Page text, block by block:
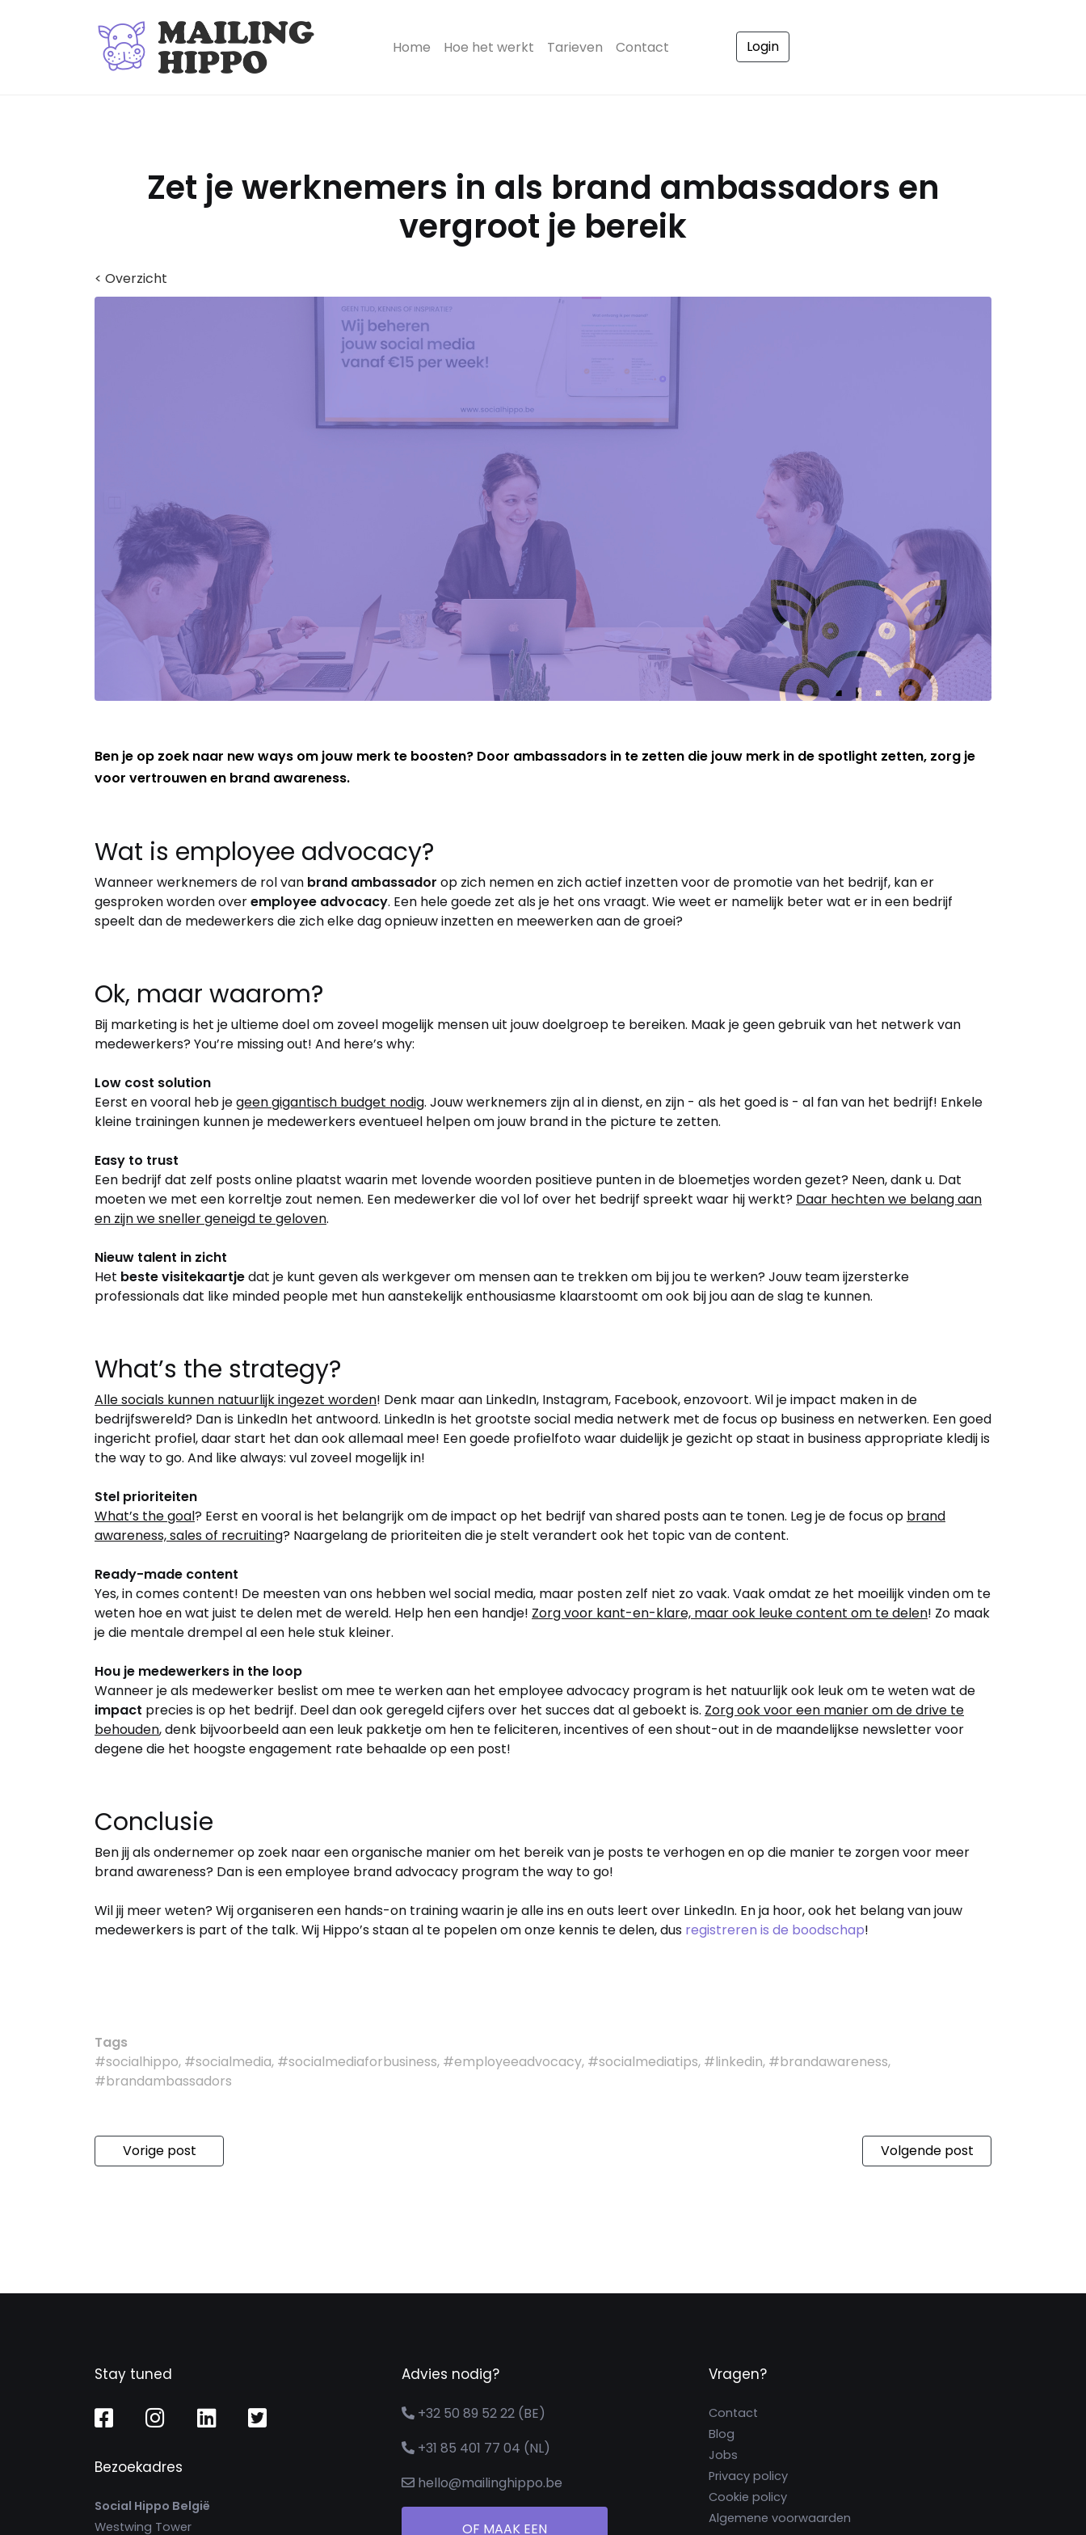
Home(current)
Hoe het werkt Tarieven Contact Login
Zet je werknemers in als brand ambassadors en
vergroot je bereik
< Overzicht
Ben je op zoek naar new ways om jouw merk te boosten? Door ambassadors in te zetten die jouw merk in de spotlight zetten, zorg je
voor vertrouwen en brand awareness.
Wat is employee advocacy?
Wanneer werknemers de rol van brand ambassador op zich nemen en zich actief inzetten voor de promotie van het bedrijf, kan er
gesproken worden overemployee advocacy. Een hele goede zet als je het ons vraagt. Wie weet er namelijk beter wat er in een bedrijf
speelt dan de medewerkers die zich elke dag opnieuw inzetten en meewerken aan de groei?
Ok, maar waarom?
Bij marketing is het je ultieme doel om zoveel mogelijk mensen uit jouw doelgroep te bereiken. Maak je geen gebruik van het netwerk van
medewerkers? You’re missing out! And here’s why:
Low cost solution
Eerst en vooral heb jegeen gigantisch budget nodig. Jouw werknemers zijn al in dienst, en zijn - als het goed is - al fan van het bedrijf! Enkele
kleine trainingen kunnen je medewerkers eventueel helpen om jouw brand in the picture te zetten.
Easy to trust
Een bedrijf dat zelf posts online plaatst waarin met lovende woorden positieve punten in de bloemetjes worden gezet? Neen, dank u. Dat
moeten we met een korreltje zout nemen. Een medewerker die vol lof over het bedrijf spreekt waar hij werkt? Daar hechten we belang aan
en zijn we sneller geneigd te geloven.
Nieuw talent in zicht
Het beste visitekaartjedat je kunt geven als werkgever om mensen aan te trekken om bij jou te werken? Jouw team ijzersterke
professionals dat like minded people met hun aanstekelijk enthousiasme klaarstoomt om ook bij jou aan de slag te kunnen.
What’s the strategy?
Alle socials kunnen natuurlijk ingezet worden! Denk maar aan LinkedIn, Instagram, Facebook, enzovoort. Wil je impact maken in de
bedrijfswereld? Dan is LinkedIn het antwoord. LinkedIn is het grootste social media netwerk met de focus op business en netwerken. Een goed
ingericht profiel, daar start het dan ook allemaal mee! Een goede profielfoto waar duidelijk je gezicht op staat in business appropriate kledij is
the way to go. And like always: vul zoveel mogelijk in!
Stel prioriteiten
What’s the goal? Eerst en vooral is het belangrijk om de impact op het bedrijf van shared posts aan te tonen. Leg je de focus op brand
awareness, sales of recruiting? Naargelang de prioriteiten die je stelt verandert ook het topic van de content.
Ready-made content
Yes, in comes content! De meesten van ons hebben wel social media, maar posten zelf niet zo vaak. Vaak omdat ze het moeilijk vinden om te
weten hoe en wat juist te delen met de wereld. Help hen een handje! Zorg voor kant-en-klare, maar ook leuke content om te delen! Zo maak
je die mentale drempel al een hele stuk kleiner.
Hou je medewerkers in the loop
Wanneer je als medewerker beslist om mee te werken aan het employee advocacy program is het natuurlijk ook leuk om te weten wat de
impact precies is op het bedrijf. Deel dan ook geregeld cijfers over het succes dat al geboekt is. Zorg ook voor een manier om de drive te
behouden, denk bijvoorbeeld aan een leuk pakketje om hen te feliciteren, incentives of een shout-out in de maandelijkse newsletter voor
degene die het hoogste engagement rate behaalde op een post!
Conclusie
Ben jij als ondernemer op zoek naar een organische manier om het bereik van je posts te verhogen en op die manier te zorgen voor meer
brand awareness? Dan is een employee brand advocacy program the way to go!
Wil jij meer weten? Wij organiseren een hands-on training waarin je alle ins en outs leert over LinkedIn. En ja hoor, ook het belang van jouw
medewerkers is part of the talk. Wij Hippo’s staan al te popelen om onze kennis te delen, dus registreren is de boodschap!
Tags
#socialhippo, #socialmedia, #socialmediaforbusiness, #employeeadvocacy, #socialmediatips, #linkedin, #brandawareness,
#brandambassadors
Vorige post Volgende post
Stay tuned
Bezoekadres
Social Hippo België
Westwing Tower
Advies nodig?
+32 50 89 52 22 (BE)
+31 85 401 77 04 (NL)
hello@mailinghippo.be
OF MAAK EEN
Vragen?
Contact
Blog
Jobs
Privacy policy
Cookie policy
Algemene voorwaarden